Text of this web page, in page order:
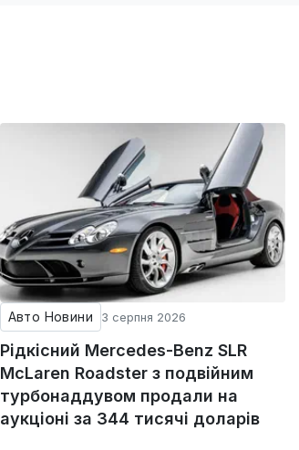
Авто Новини 3 серпня 2026
Рідкісний Mercedes-Benz SLR
McLaren Roadster з подвійним
турбонаддувом продали на
аукціоні за 344 тисячі доларів